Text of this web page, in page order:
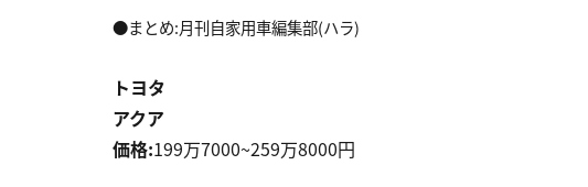
●まとめ:月刊自家用車編集部(ハラ)
トヨタ
アクア
価格:199万7000~259万8000円